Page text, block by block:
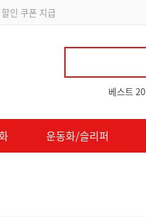
인 쿠폰 지급
베스트 20
운동화/슬리퍼